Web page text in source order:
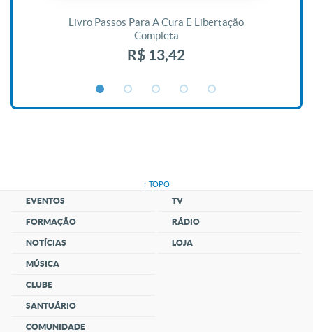
Livro Passos Para A Cura E Libertação
Completa
R$ 13,42
↑ TOPO
EVENTOS
FORMAÇÃO
NOTÍCIAS
MÚSICA
CLUBE
SANTUÁRIO
COMUNIDADE
TV
RÁDIO
LOJA